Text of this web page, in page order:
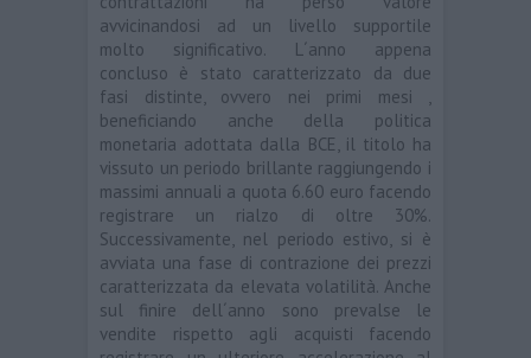
avvicinandosi ad un livello supportile
molto significativo. L´anno appena
concluso è stato caratterizzato da due
fasi distinte, ovvero nei primi mesi ,
beneficiando anche della politica
monetaria adottata dalla BCE, il titolo ha
vissuto un periodo brillante raggiungendo i
massimi annuali a quota 6.60 euro facendo
registrare un rialzo di oltre 30%.
Successivamente, nel periodo estivo, si è
avviata una fase di contrazione dei prezzi
caratterizzata da elevata volatilità. Anche
sul finire dell´anno sono prevalse le
vendite rispetto agli acquisti facendo